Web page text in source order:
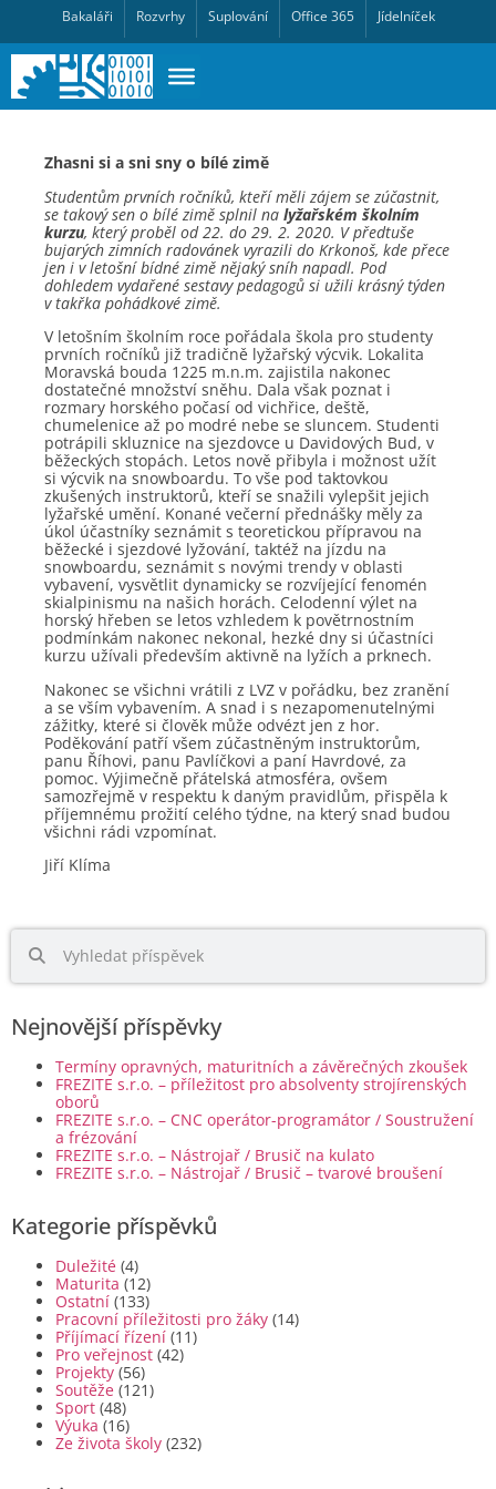
Bakaláři Rozvrhy Suplování Office 365 Jídelníček
Nejnovější příspěvky
Termíny opravných, maturitních a závěrečných zkoušek
FREZITE s.r.o. – příležitost pro absolventy strojírenských
oborů
FREZITE s.r.o. – CNC operátor-programátor / Soustružení
a frézování
FREZITE s.r.o. – Nástrojař / Brusič na kulato
FREZITE s.r.o. – Nástrojař / Brusič – tvarové broušení
Kategorie příspěvků
Duležité (4)
Maturita (12)
Ostatní (133)
Pracovní příležitosti pro žáky (14)
Příjímací řízení (11)
Pro veřejnost (42)
Projekty (56)
Soutěže (121)
Sport (48)
Výuka (16)
Ze života školy (232)
Zhasni si a sni sny o bílé zimě
Studentům prvních ročníků, kteří měli zájem se zúčastnit,
se takový sen o bílé zimě splnil na lyžařském školním
kurzu, který proběl od 22. do 29. 2. 2020. V předtuše
bujarých zimních radovánek vyrazili do Krkonoš, kde přece
jen i v letošní bídné zimě nějaký sníh napadl. Pod
dohledem vydařené sestavy pedagogů si užili krásný týden
v takřka pohádkové zimě.
V letošním školním roce pořádala škola pro studenty
prvních ročníků již tradičně lyžařský výcvik. Lokalita
Moravská bouda 1225 m.n.m. zajistila nakonec
dostatečné množství sněhu. Dala však poznat i
rozmary horského počasí od vichřice, deště,
chumelenice až po modré nebe se sluncem. Studenti
potrápili skluznice na sjezdovce u Davidových Bud, v
běžeckých stopách. Letos nově přibyla i možnost užít
si výcvik na snowboardu. To vše pod taktovkou
zkušených instruktorů, kteří se snažili vylepšit jejich
lyžařské umění. Konané večerní přednášky měly za
úkol účastníky seznámit s teoretickou přípravou na
běžecké i sjezdové lyžování, taktéž na jízdu na
snowboardu, seznámit s novými trendy v oblasti
vybavení, vysvětlit dynamicky se rozvíjející fenomén
skialpinismu na našich horách. Celodenní výlet na
horský hřeben se letos vzhledem k povětrnostním
podmínkám nakonec nekonal, hezké dny si účastníci
kurzu užívali především aktivně na lyžích a prknech.
Nakonec se všichni vrátili z LVZ v pořádku, bez zranění
a se vším vybavením. A snad i s nezapomenutelnými
zážitky, které si člověk může odvézt jen z hor.
Poděkování patří všem zúčastněným instruktorům,
panu Říhovi, panu Pavlíčkovi a paní Havrdové, za
pomoc. Výjimečně přátelská atmosféra, ovšem
samozřejmě v respektu k daným pravidlům, přispěla k
příjemnému prožití celého týdne, na který snad budou
všichni rádi vzpomínat.
Jiří Klíma